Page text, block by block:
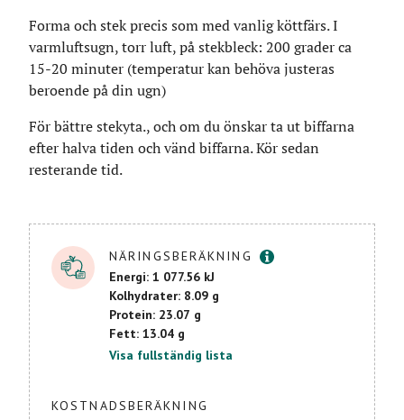
Forma och stek precis som med vanlig köttfärs. I
varmluftsugn, torr luft, på stekbleck: 200 grader ca
15-20 minuter (temperatur kan behöva justeras
beroende på din ugn)
För bättre stekyta., och om du önskar ta ut biffarna
efter halva tiden och vänd biffarna. Kör sedan
resterande tid.
NÄRINGSBERÄKNING Mer info
Energi: 1 077.56 kJ
Kolhydrater: 8.09 g
Protein: 23.07 g
Fett: 13.04 g
Visa fullständig lista
KOSTNADSBERÄKNING